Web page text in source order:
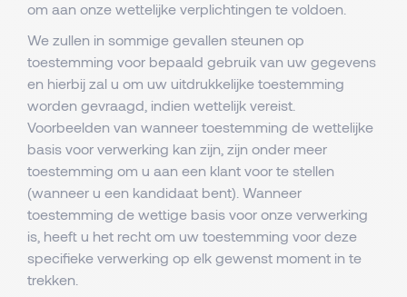
om aan onze wettelijke verplichtingen te voldoen.
We zullen in sommige gevallen steunen op
toestemming voor bepaald gebruik van uw gegevens
en hierbij zal u om uw uitdrukkelijke toestemming
worden gevraagd, indien wettelijk vereist.
Voorbeelden van wanneer toestemming de wettelijke
basis voor verwerking kan zijn, zijn onder meer
toestemming om u aan een klant voor te stellen
(wanneer u een kandidaat bent). Wanneer
toestemming de wettige basis voor onze verwerking
is, heeft u het recht om uw toestemming voor deze
specifieke verwerking op elk gewenst moment in te
trekken.